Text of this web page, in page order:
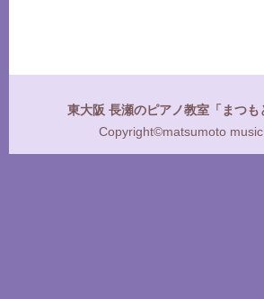
東大阪 長瀬のピアノ教室「まつも
Copyright©matsumoto